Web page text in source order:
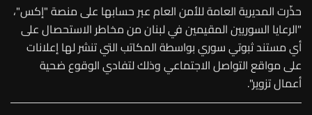
حذّرت المديرية العامة للأمن العام عبر حسابها على منصة "إكس"،
"الرعايا السوريين المقيمين في لبنان من مخاطر الاستحصال على
أي مستند ثبوتي سوري بواسطة المكاتب التي تنشر لها إعلانات
على مواقع التواصل الاجتماعي وذلك لتفادي الوقوع ضحية
أعمال تزوير".